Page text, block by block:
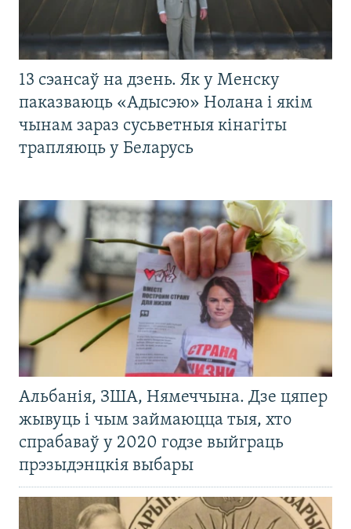
13 сэансаў на дзень. Як у Менску
паказваюць «Адысэю» Нолана і якім
чынам зараз сусьветныя кінагіты
трапляюць у Беларусь
Альбанія, ЗША, Нямеччына. Дзе цяпер
жывуць і чым займаюцца тыя, хто
спрабаваў у 2020 годзе выйграць
прэзыдэнцкія выбары